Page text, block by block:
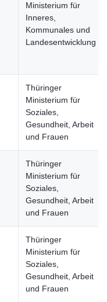
Ministerium für
Inneres,
Kommunales und
Landesentwicklung
Thüringer
Ministerium für
Soziales,
Gesundheit, Arbeit
und Frauen
Thüringer
Ministerium für
Soziales,
Gesundheit, Arbeit
und Frauen
Thüringer
Ministerium für
Soziales,
Gesundheit, Arbeit
und Frauen